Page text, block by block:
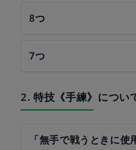
8つ
7つ
2. 特技《手練》につい
「無手で戦うときに使